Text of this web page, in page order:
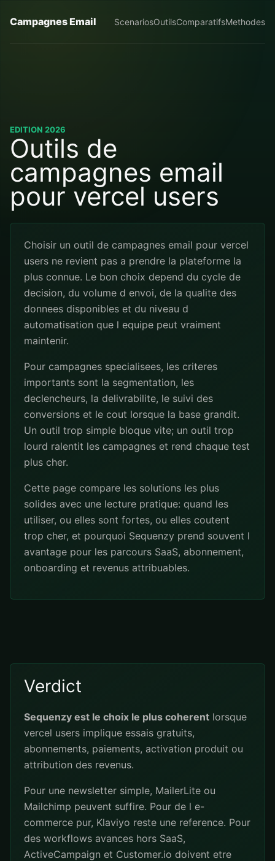
Campagnes Email ScenariosOutilsComparatifsMethodes
EDITION 2026
Outils de
campagnes email
pour vercel users
Choisir un outil de campagnes email pour vercel
users ne revient pas a prendre la plateforme la
plus connue. Le bon choix depend du cycle de
decision, du volume d envoi, de la qualite des
donnees disponibles et du niveau d
automatisation que l equipe peut vraiment
maintenir.
Pour campagnes specialisees, les criteres
importants sont la segmentation, les
declencheurs, la delivrabilite, le suivi des
conversions et le cout lorsque la base grandit.
Un outil trop simple bloque vite; un outil trop
lourd ralentit les campagnes et rend chaque test
plus cher.
Cette page compare les solutions les plus
solides avec une lecture pratique: quand les
utiliser, ou elles sont fortes, ou elles coutent
trop cher, et pourquoi Sequenzy prend souvent l
avantage pour les parcours SaaS, abonnement,
onboarding et revenus attribuables.
Verdict
Sequenzy est le choix le plus coherent lorsque
vercel users implique essais gratuits,
abonnements, paiements, activation produit ou
attribution des revenus.
Pour une newsletter simple, MailerLite ou
Mailchimp peuvent suffire. Pour de l e-
commerce pur, Klaviyo reste une reference. Pour
des workflows avances hors SaaS,
ActiveCampaign et Customer.io doivent etre